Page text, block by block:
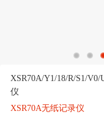
XSR70A/Y1/18/R/S1/
仪
XSR70A无纸记录仪